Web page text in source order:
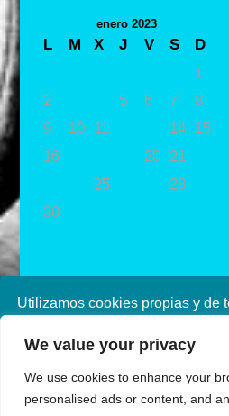
Utilizamos cookies propias y de
navegando, consideramos que
política de cookies consulte
privacidad
We value your privacy
We use cookies to enhance your
personalised ads or content, and
enero 2023
L M X J V S
D
1
2
5 6 7
8
9
10 11 14
15
16
20 21
25 28
30